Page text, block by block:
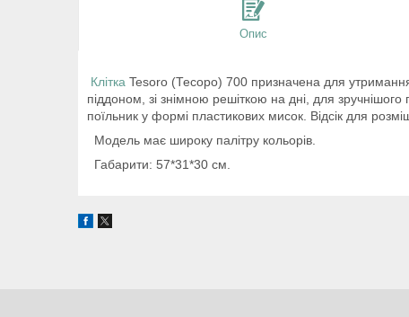
Опис
Клітка Tesoro (Тесоро) 700 призначена для
піддоном, зі знімною решіткою на дні, для
поїльник у формі пластикових мисок. Відсік для
Модель має широку палітру кольорів.
Габарити: 57*31*30 см.